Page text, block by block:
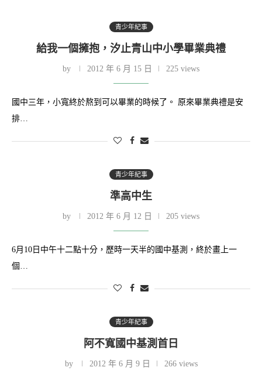
青少年紀事
給我一個擁抱，汐止青山中小學畢業典禮
by 2012 年 6 月 15 日 225 views
國中三年，小寬終於熬到可以畢業的時候了。 原來畢業典禮是安
排…
青少年紀事
準高中生
by 2012 年 6 月 12 日 205 views
6月10日中午十二點十分，歷時一天半的國中基測，終於畫上一
個…
青少年紀事
阿不寬國中基測首日
by 2012 年 6 月 9 日 266 views